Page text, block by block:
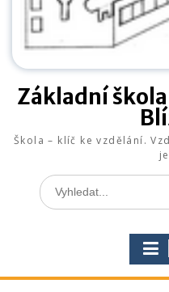
Základní
Škola – klíč ke vzdělání.
Search
for: